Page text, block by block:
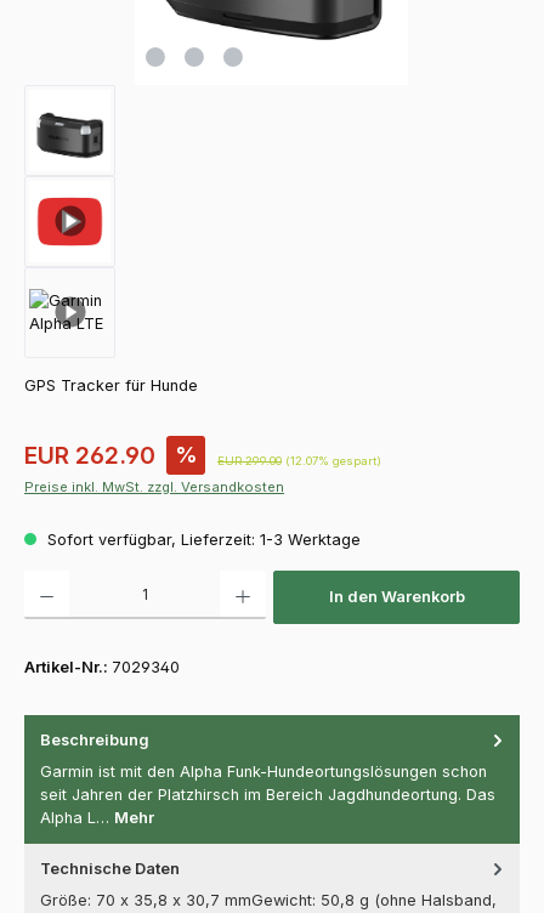
GPS Tracker für Hunde
Verkaufspreis:
EUR 262.90 % Regulärer Preis:
EUR 299.00 (12.07% gespart)
Preise inkl. MwSt. zzgl. Versandkosten
Sofort verfügbar, Lieferzeit: 1-3 Werktage
In den Warenkorb
Artikel-Nr.: 7029340
Beschreibung
Garmin ist mit den Alpha Funk-Hundeortungslösungen schon
seit Jahren der Platzhirsch im Bereich Jagdhundeortung. Das
Alpha L… Mehr
Technische Daten
Größe: 70 x 35,8 x 30,7 mmGewicht: 50,8 g (ohne Halsband,